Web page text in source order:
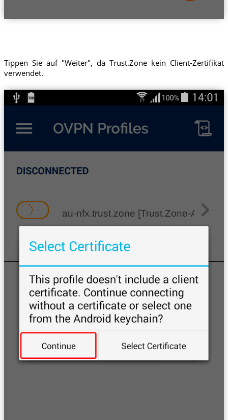
Tippen Sie auf "Weiter", da Trust.Zone kein Client-Zertifikat
verwendet.
au-nfx.trust.zone [Trust.Zone-